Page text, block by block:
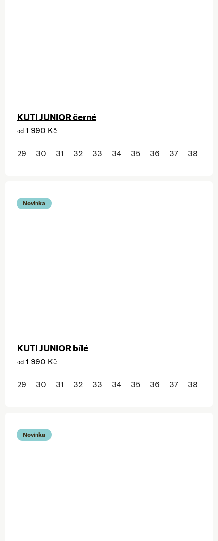
KUTI JUNIOR černé
od 1 990 Kč
29 30 31 32 33 34 35 36 37 38
Novinka
KUTI JUNIOR bílé
od 1 990 Kč
29 30 31 32 33 34 35 36 37 38
Novinka